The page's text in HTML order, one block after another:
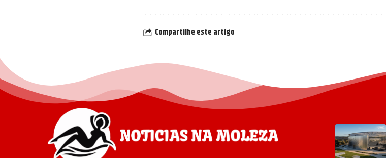
Compartilhe este artigo